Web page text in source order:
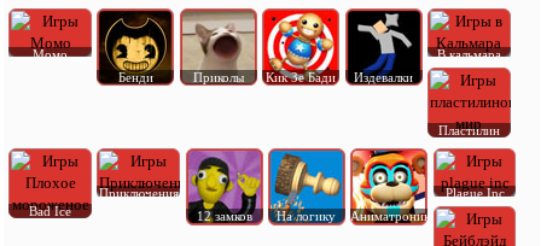
Момо
Бенди
Приколы Кик Зе Бади Издевалки
В кальмара
Пластилин
Bad Ice
Приключения
12 замков
На логику Аниматроник
Plague Inc